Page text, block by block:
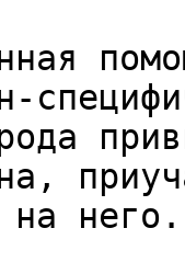
на него.